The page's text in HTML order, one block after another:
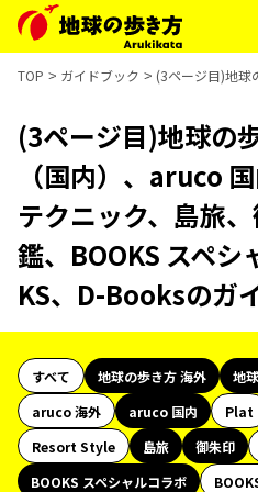
TOP ガイドブック (3ページ目)地球
(3ページ目)地球の
（国内）、aruco
テクニック、島旅
鑑、BOOKS スペシ
KS、D-Booksのガ
すべて 地球の歩き方 海外
地
aruco 海外
aruco 国内 Plat
Resort Style
島旅 御朱印
BOOKS スペシャルコラボ